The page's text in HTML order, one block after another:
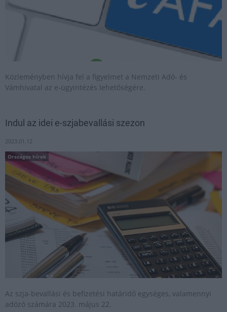
Közleményben hívja fel a figyelmet a Nemzeti Adó- és
Vámhivatal az e-ügyintézés lehetőségére.
Indul az idei e-szjabevallási szezon
2023.01.12
Országos hírek
Az szja-bevallási és befizetési határidő egységes, valamennyi
adózó számára 2023. május 22.